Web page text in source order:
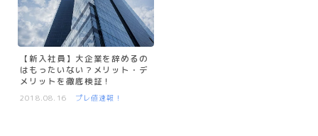
【新入社員】大企業を辞めるの
はもったいない？メリット・デ
メリットを徹底検証！
2018.08.16 プレ値速報！